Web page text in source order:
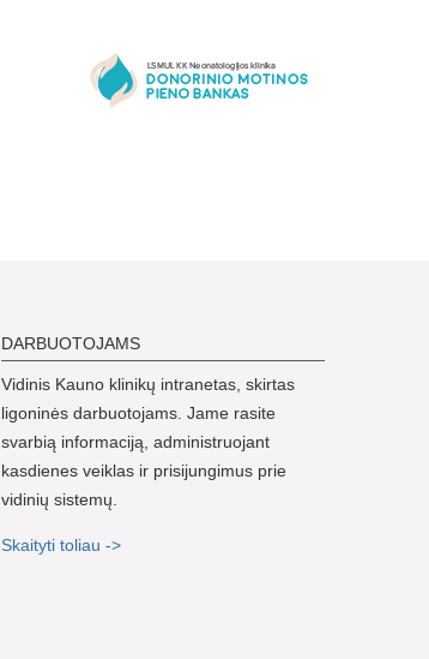
DARBUOTOJAMS
Vidinis Kauno klinikų intranetas, skirtas
ligoninės darbuotojams. Jame rasite
svarbią informaciją, administruojant
kasdienes veiklas ir prisijungimus prie
vidinių sistemų.
Skaityti toliau ->